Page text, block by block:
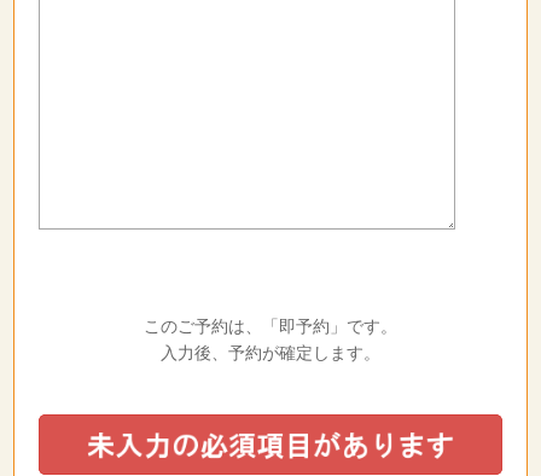
このご予約は、「即予約」です。
入力後、予約が確定します。